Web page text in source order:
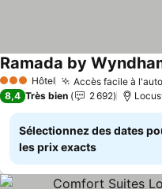
3 ÉtoilesHôtel Accès facile à
Ramada by
8,4 Très bien 2 692
Sélectionnez des dates
les prix exacts